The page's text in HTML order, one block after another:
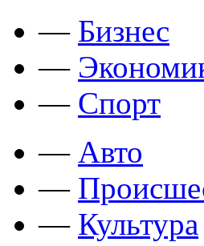
— Бизнес
—
— Спорт
— Авто
—
— Культура